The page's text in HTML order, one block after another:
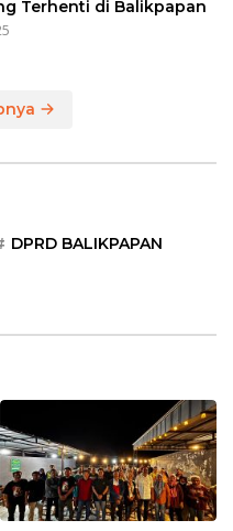
Terhenti di Balikpapan
DPRD BALIKPAPAN